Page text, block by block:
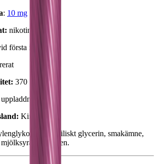
: 10 mg
nikotinsalter
första inhalering
370 mAh
Kina
vegetabiliskt glycerin, smakämne,
och vatten.